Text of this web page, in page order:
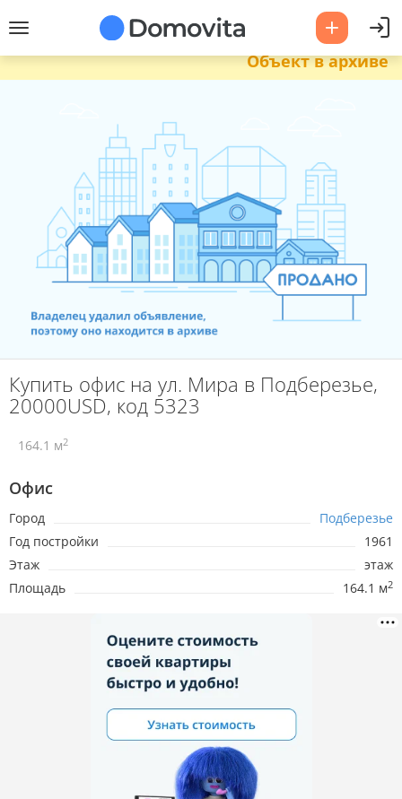
Объект в архиве
Купить офис на ул. Мира в Подберезье,
20000USD, код 5323
164.1 м2
Офис
Город
Подберезье
Год постройки
1961
Этаж
этаж
Площадь
164.1 м2